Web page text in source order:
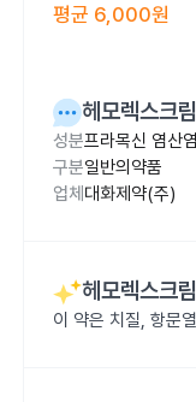
평균 6,000원
헤모렉스크
성분프라목신 염산
구분일반의약품
업체 대화제약(주)
헤모렉스크
이 약은 치질, 항문